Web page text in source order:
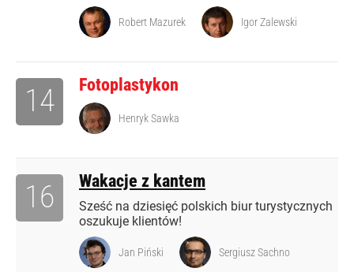
Robert Mazurek Igor Zalewski
Fotoplastykon
14 Henryk Sawka
Wakacje z kantem
Sześć na dziesięć polskich biur turystycznych
oszukuje klientów!
16
Jan Piński Sergiusz Sachno